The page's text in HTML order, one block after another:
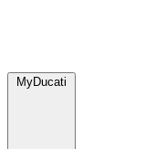
MyDucati